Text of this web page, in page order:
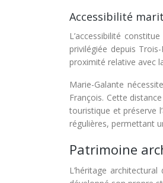
Accessibilité
L’accessibilité
privilégiée depuis
proximité relative avec
Marie-Galante
François. Cette
touristique et préserve
régulières, permettant
Patrimoine
L’héritage